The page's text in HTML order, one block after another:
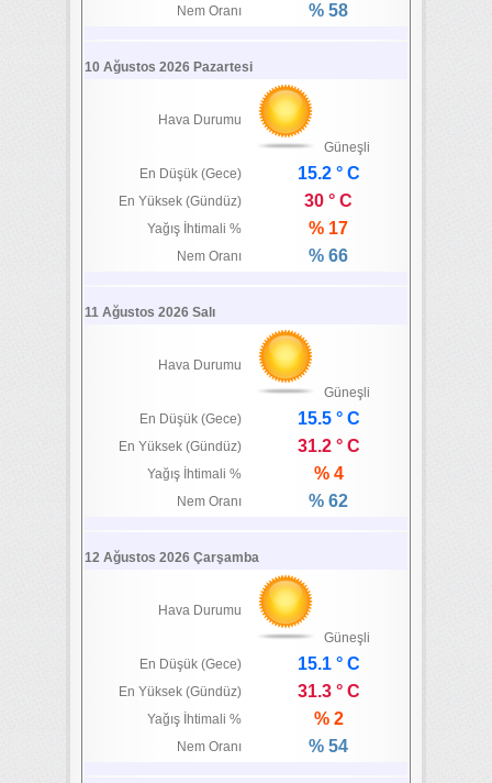
Nem Oranı % 58
10 Ağustos 2026 Pazartesi
Hava Durumu
Güneşli
En Düşük (Gece)
15.2 ° C
En Yüksek (Gündüz) 30 ° C
Yağış İhtimali % % 17
Nem Oranı % 66
11 Ağustos 2026 Salı
Hava Durumu
Güneşli
En Düşük (Gece)
15.5 ° C
En Yüksek (Gündüz) 31.2 ° C
Yağış İhtimali % % 4
Nem Oranı % 62
12 Ağustos 2026 Çarşamba
Hava Durumu
Güneşli
En Düşük (Gece)
15.1 ° C
En Yüksek (Gündüz) 31.3 ° C
Yağış İhtimali % % 2
Nem Oranı % 54